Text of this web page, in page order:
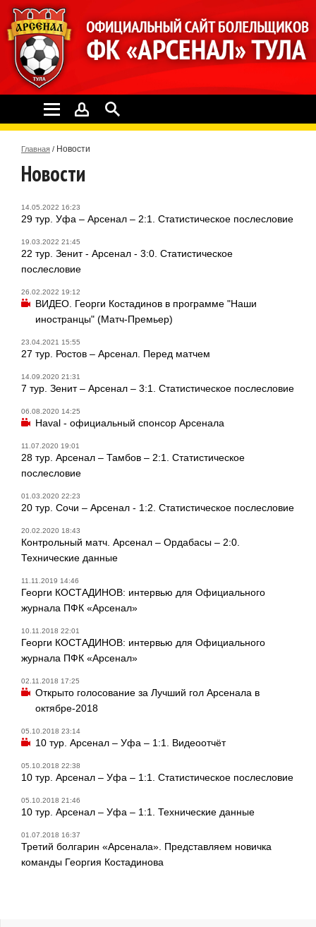
Главная / Новости
Новости
14.05.2022 16:23
29 тур. Уфа – Арсенал – 2:1. Статистическое послесловие
19.03.2022 21:45
22 тур. Зенит - Арсенал - 3:0. Статистическое
послесловие
26.02.2022 19:12
ВИДЕО. Георги Костадинов в программе "Наши
иностранцы" (Матч-Премьер)
23.04.2021 15:55
27 тур. Ростов – Арсенал. Перед матчем
14.09.2020 21:31
7 тур. Зенит – Арсенал – 3:1. Статистическое послесловие
06.08.2020 14:25
Haval - официальный спонсор Арсенала
11.07.2020 19:01
28 тур. Арсенал – Тамбов – 2:1. Статистическое
послесловие
01.03.2020 22:23
20 тур. Сочи – Арсенал - 1:2. Статистическое послесловие
20.02.2020 18:43
Контрольный матч. Арсенал – Ордабасы – 2:0.
Технические данные
11.11.2019 14:46
Георги КОСТАДИНОВ: интервью для Официального
журнала ПФК «Арсенал»
10.11.2018 22:01
Георги КОСТАДИНОВ: интервью для Официального
журнала ПФК «Арсенал»
02.11.2018 17:25
Открыто голосование за Лучший гол Арсенала в
октябре-2018
05.10.2018 23:14
10 тур. Арсенал – Уфа – 1:1. Видеоотчёт
05.10.2018 22:38
10 тур. Арсенал – Уфа – 1:1. Статистическое послесловие
05.10.2018 21:46
10 тур. Арсенал – Уфа – 1:1. Технические данные
01.07.2018 16:37
Третий болгарин «Арсенала». Представляем новичка
команды Георгия Костадинова